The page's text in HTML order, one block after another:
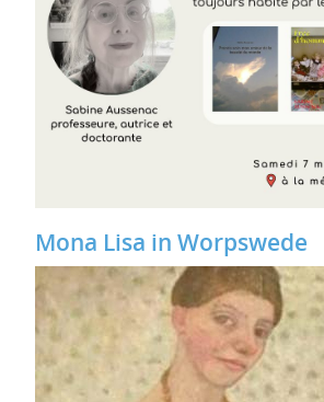
Mona Lisa in Worpswede